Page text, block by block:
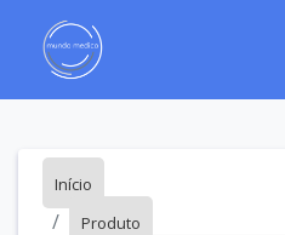
Início
Produto